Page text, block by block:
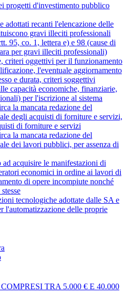
progetti d'investimento pubblico
adottati recanti l'elencazione delle
gravi illeciti professionali
95, co. 1, lettera e) e 98 (cause di
per gravi illeciti professionali)
criteri oggettivi per il funzionamento
l'eventuale aggiornamento
e durata, criteri soggettivi
capacità economiche, finanziarie,
per l'iscrizione al sistema
la mancata redazione del
degli acquisti di forniture e servizi,
di forniture e servizi
la mancata redazione del
dei lavori pubblici, per assenza di
acquisire le manifestazioni di
economici in ordine ai lavori di
di opere incompiute nonché
tecnologiche adottate dalle SA e
l'automatizzazione delle proprie
TRA 5.000 € E 40.000